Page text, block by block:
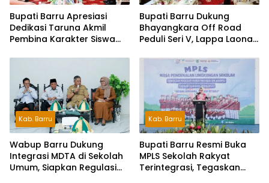
Bupati Barru Apresiasi
Dedikasi Taruna Akmil
Pembina Karakter Siswa
Bupati Barru Dukung
Bhayangkara Off Road
Peduli Seri V, Lappa Laona
Peserta
Kab. Barru
Wabup Barru Dukung
Integrasi MDTA di Sekolah
Umum, Siapkan Regulasi
Kab. Barru
Bupati Barru Resmi Buka
MPLS Sekolah Rakyat
Terintegrasi, Tegaskan